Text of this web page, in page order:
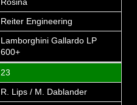
Reiter Engineering
Lamborghini Gallardo LP
600+
23
R. Lips / M. Dablander